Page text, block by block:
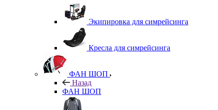
Экипировка для симрейсинга
Кресла для симрейсинга
ФАН ШОП
Назад
ФАН ШОП